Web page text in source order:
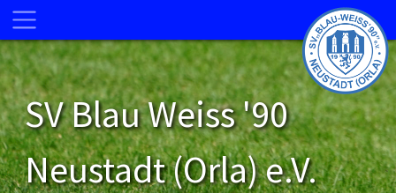
SV Blau Weiss '90
Neustadt (Orla) e.V.